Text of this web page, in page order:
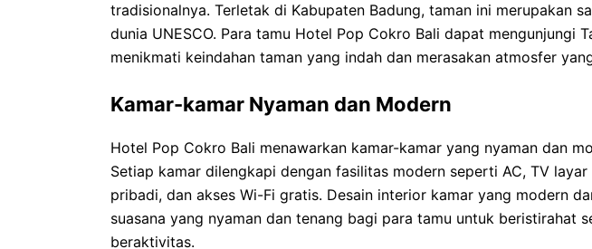
tradisionalnya. Terletak di Kabupaten Badung, taman ini merupakan
dunia UNESCO. Para tamu Hotel Pop Cokro Bali dapat mengunjungi
menikmati keindahan taman yang indah dan merasakan atmosfer
Kamar-kamar Nyaman dan Modern
Hotel Pop Cokro Bali menawarkan kamar-kamar yang nyaman dan
Setiap kamar dilengkapi dengan fasilitas modern seperti AC, TV
pribadi, dan akses Wi-Fi gratis. Desain interior kamar yang modern
suasana yang nyaman dan tenang bagi para tamu untuk beristirahat
beraktivitas.